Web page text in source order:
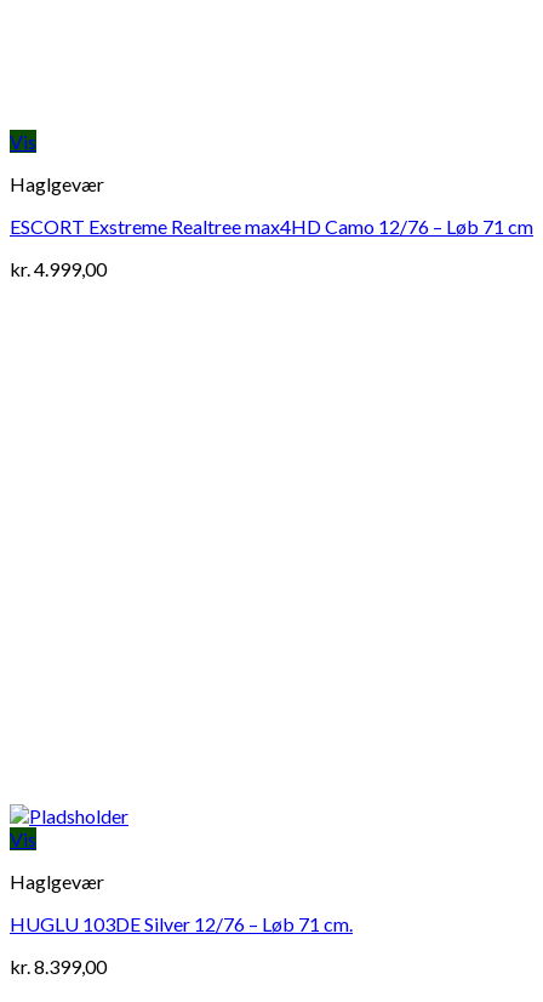
Vis
Haglgevær
ESCORT Exstreme Realtree max4HD Camo 12/76 – Løb 71 cm
kr.4.999,00
Vis
Haglgevær
HUGLU 103DE Silver 12/76 – Løb 71 cm.
kr.8.399,00